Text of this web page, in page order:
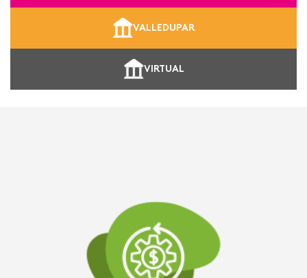
VALLEDUPAR
VIRTUAL